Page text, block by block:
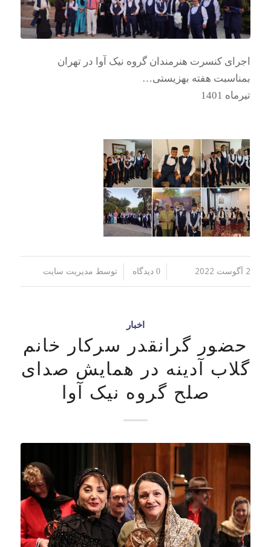
اجرای کنسرت هنرمندان گروه نیک آوا در تهران
بمناسبت هفته بهزیستی…
تیرماه 1401
2 آگوست 2022 / 0 دیدگاه توسط مدیریت سایت
اخبار
حضور گرانقدر سرکار خانم
گلاب آدینه در همایش صدای
صلح گروه نیک آوا